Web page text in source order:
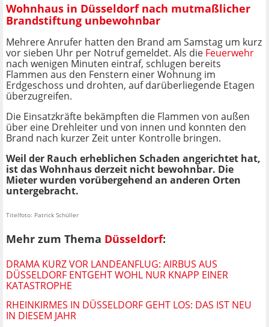
Wohnhaus in Düsseldorf nach mutmaßlicher
Brandstiftung unbewohnbar
Mehrere Anrufer hatten den Brand am Samstag um kurz
vor sieben Uhr per Notruf gemeldet. Als die Feuerwehr
nach wenigen Minuten eintraf, schlugen bereits
Flammen aus den Fenstern einer Wohnung im
Erdgeschoss und drohten, auf darüberliegende Etagen
überzugreifen.
Die Einsatzkräfte bekämpften die Flammen von außen
über eine Drehleiter und von innen und konnten den
Brand nach kurzer Zeit unter Kontrolle bringen.
Weil der Rauch erheblichen Schaden angerichtet hat,
ist das Wohnhaus derzeit nicht bewohnbar. Die
Mieter wurden vorübergehend an anderen Orten
untergebracht.
Titelfoto: Patrick Schüller
Mehr zum Thema Düsseldorf:
DRAMA KURZ VOR LANDEANFLUG: AIRBUS AUS
DÜSSELDORF ENTGEHT WOHL NUR KNAPP EINER
KATASTROPHE
RHEINKIRMES IN DÜSSELDORF GEHT LOS: DAS IST NEU
IN DIESEM JAHR